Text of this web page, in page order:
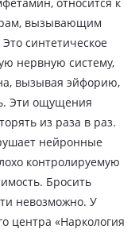
относится к
вызывающим
синтетическое
нервную систему,
вызывая эйфорию,
Эти ощущения
из раза в раз.
нейронные
контролируемую
Бросить
невозможно. У
центра «Наркология